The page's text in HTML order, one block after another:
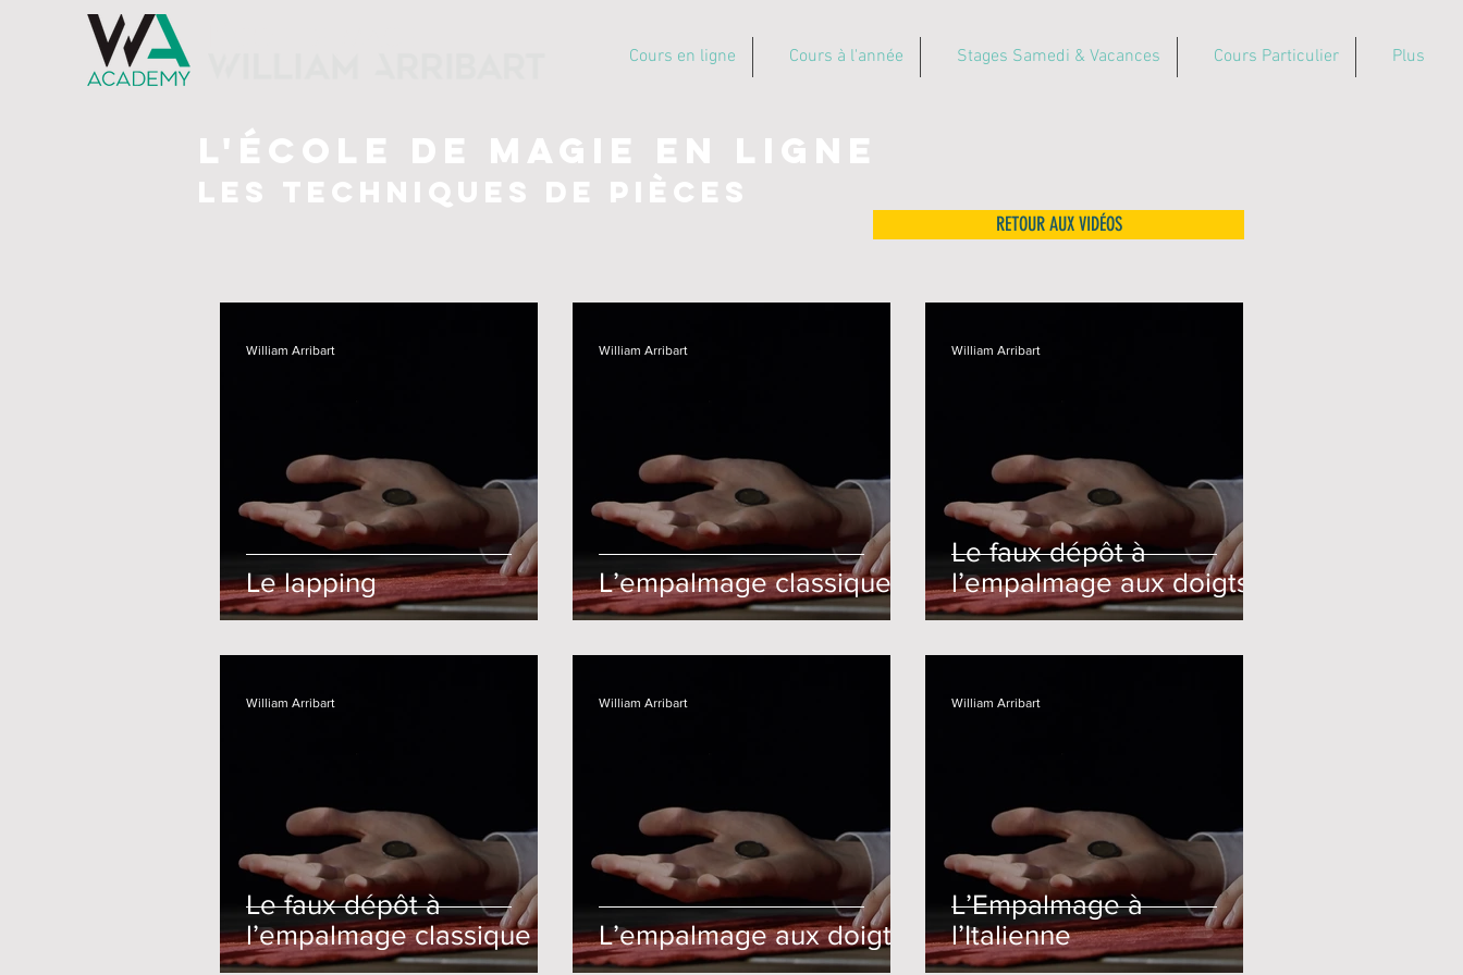
Cours en ligne Cours à l'année Stages Samedi & Vacances Cours Particulier Plus
l'école de magie en ligne
LES techniques de pièces
RETOUR AUX VIDÉOS
Le lapping
William Arribart
L’empalmage classique
William Arribart
Le faux dépôt à
l’empalmage aux doigts
William Arribart
Le faux dépôt à
l’empalmage classique
William Arribart
L’empalmage aux doigts
William Arribart
L’Empalmage à
l’Italienne
William Arribart